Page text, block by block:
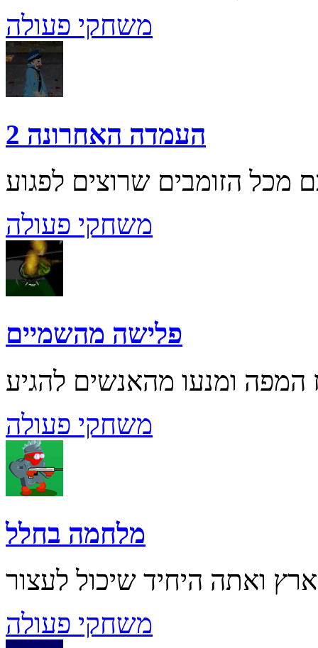
משחקי פעולה
העמדה האחרונה 2
משחקי פעולה
פלישה מהשמיים
משחקי פעולה
מלחמה בחלל
משחקי פעולה